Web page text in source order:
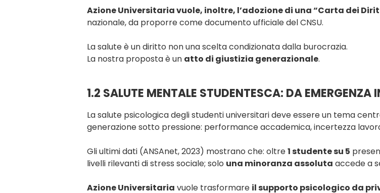
Azione Universitaria vuole, inoltre, l’adozione di una “Carta dei
nazionale, da proporre come documento ufficiale del CNSU.
La salute è un diritto non una scelta condizionata dalla burocrazia.
La nostra proposta è un atto di giustizia generazionale.
1.2 SALUTE MENTALE STUDENTESCA: DA EMERGENZA
La salute psicologica degli studenti universitari deve essere un tema
generazione sotto pressione: performance accademica, incertezza
Gli ultimi dati (ANSAnet, 2023) mostrano che: oltre1 studente su 5
livelli rilevanti di stress sociale; solo una minoranza assoluta accede a
Azione Universitaria vuole trasformare il supporto psicologico da